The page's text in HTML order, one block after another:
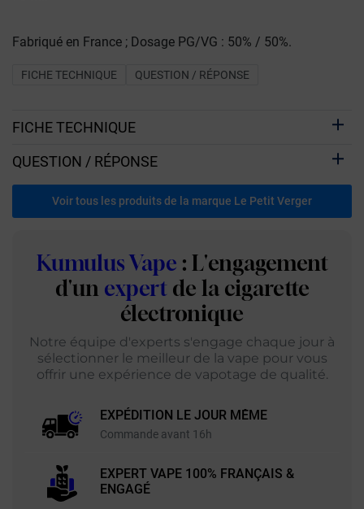
Fabriqué en France ; Dosage PG/VG : 50% / 50%.
FICHE TECHNIQUE QUESTION / RÉPONSE
FICHE TECHNIQUE
QUESTION / RÉPONSE
Voir tous les produits de la marque Le Petit Verger
Kumulus Vape : L'engagement
d'un expert de la cigarette
électronique
Notre équipe d'experts s'engage chaque jour à
sélectionner le meilleur de la vape pour vous
offrir une expérience de vapotage de qualité.
EXPÉDITION LE JOUR MÊME
Commande avant 16h
EXPERT VAPE 100% FRANÇAIS &
ENGAGÉ